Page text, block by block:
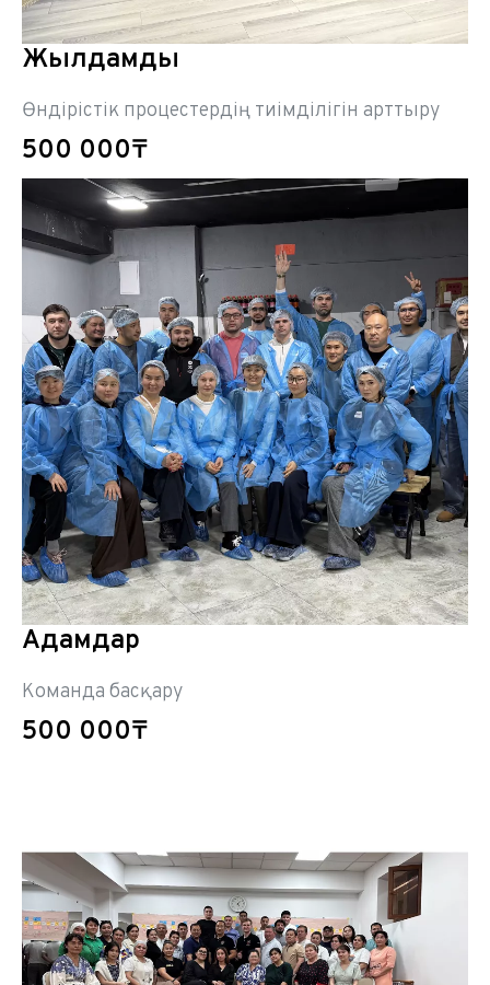
Жылдамдық
Өндірістік процестердің тиімділігін арттыру
500 000₸
Адамдар
Команда басқару
500 000₸